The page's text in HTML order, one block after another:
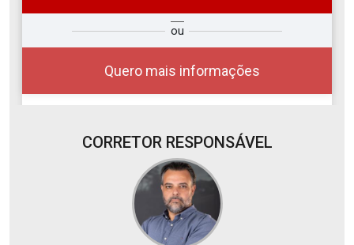
ou
Quero mais informações
Deseja
Comprar
ou
Alugar
?
Alugar
CORRETOR RESPONSÁVEL